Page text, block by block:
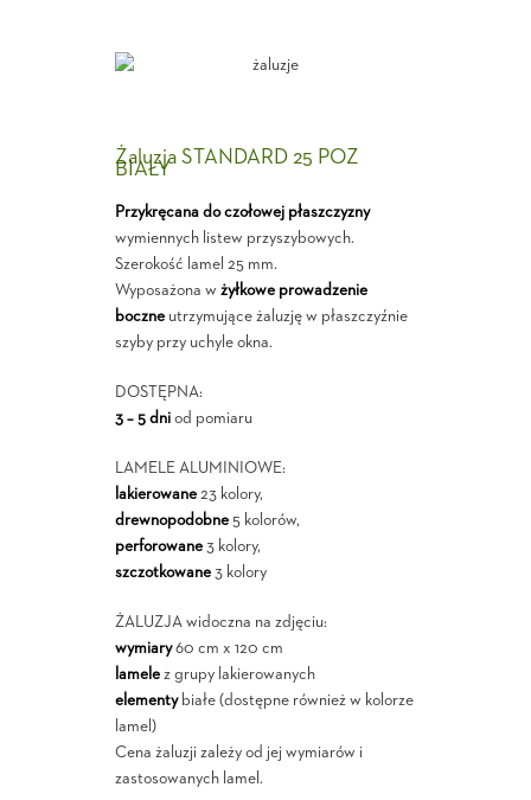
Żaluzja STANDARD 25 POZ
BIAŁY
Przykręcana do czołowej płaszczyzny
wymiennych listew przyszybowych.
Szerokość lamel 25 mm.
Wyposażona w żyłkowe prowadzenie
boczneutrzymujące żaluzję w płaszczyźnie
szyby przy uchyle okna.
DOSTĘPNA:
3 – 5 dniod pomiaru
LAMELE ALUMINIOWE:
lakierowane23 kolory,
drewnopodobne5 kolorów,
perforowane3 kolory,
szczotkowane3 kolory
ŻALUZJA widoczna na zdjęciu:
wymiary60 cm x 120 cm
lamelez grupy lakierowanych
elementybiałe (dostępne również w kolorze
lamel)
Cena żaluzji zależy od jej wymiarów i
zastosowanych lamel.